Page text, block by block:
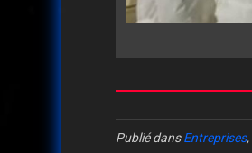
Publié dansEntreprises,